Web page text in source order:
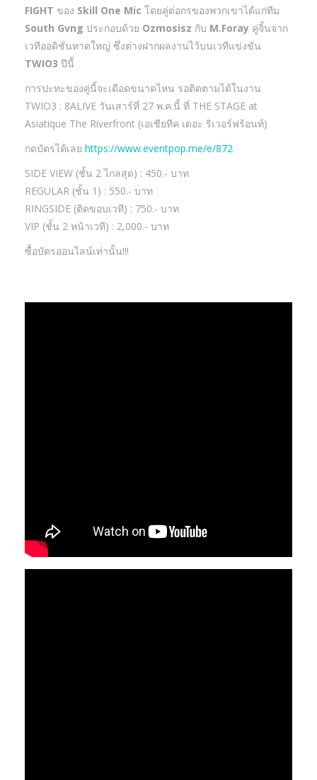
FIGHT ของ Skill One Mic โดยคู่ต่อกรของพวกเขาได้แก่ทีม
South Gvng ประกอบด้วย Ozmosisz กับ M.Foray คู่จิ้นจาก
เวทีออดิชั่นหาดใหญ่ ซึ่งต่างฝากผลงานไว้บนเวทีแข่งขัน
TWIO3 ปีนี้
การปะทะของคู่นี้จะเดือดขนาดไหน รอติดตามได้ในงาน
TWIO3 : 8ALIVE วันเสาร์ที่ 27 พ.ค.นี้ ที่ THE STAGE at
Asiatique The Riverfront (เอเชียทีค เดอะ ริเวอร์ฟร้อนท์)
กดบัตรได้เลย https://www.eventpop.me/e/872
SIDE VIEW (ชั้น 2 ไกลสุด) : 450.- บาท
REGULAR (ชั้น 1) : 550.- บาท
RINGSIDE (ติดขอบเวที) : 750.- บาท
VIP (ชั้น 2 หน้าเวที) : 2,000.- บาท
ซื้อบัตรออนไลน์เท่านั้น!!!